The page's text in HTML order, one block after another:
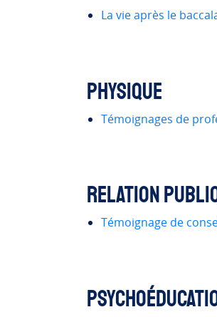
La vie après le
Physique
Témoignages de
Relation
Témoignage de